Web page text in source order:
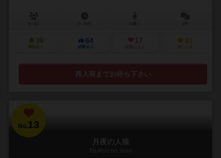
39
興味あり
64
経験あり
17
お気に入り
81
持ってる
再入荷までお待ち下さい
No.13
月夜の人狼
Tsukiyo no Jinro